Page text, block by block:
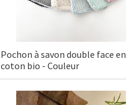
Pochon à savon double face en
coton bio - Couleur